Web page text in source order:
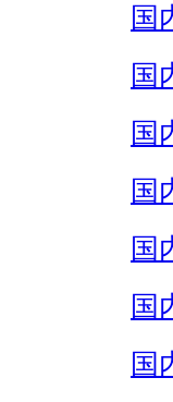
国
国
国
国
国
国
国